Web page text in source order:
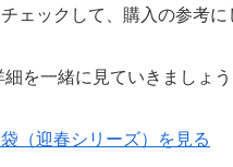
ェックして、購入の参考に
を一緒に見ていきましょう
（迎春シリーズ）を見る